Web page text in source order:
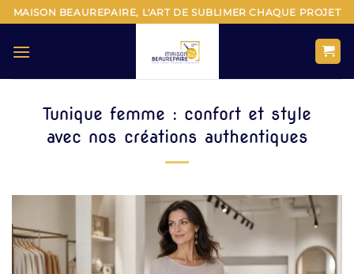
Passer
au
contenu
MAISON BEAUREPAIRE, L'ART DE SUBLIMER CHAQUE PROJET
Tunique femme : confort et style
avec nos créations authentiques